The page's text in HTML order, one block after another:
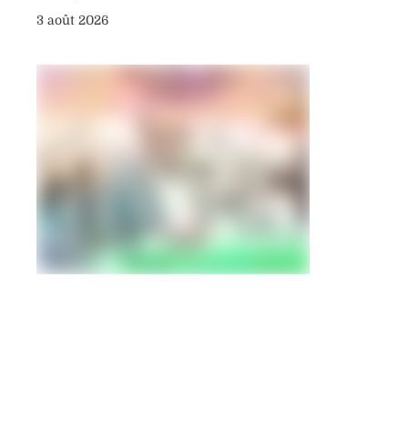
3 août 2026